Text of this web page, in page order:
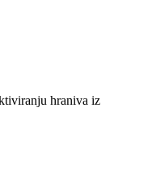
hraniva iz